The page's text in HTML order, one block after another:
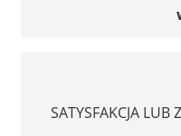
SATYSFAKCJA